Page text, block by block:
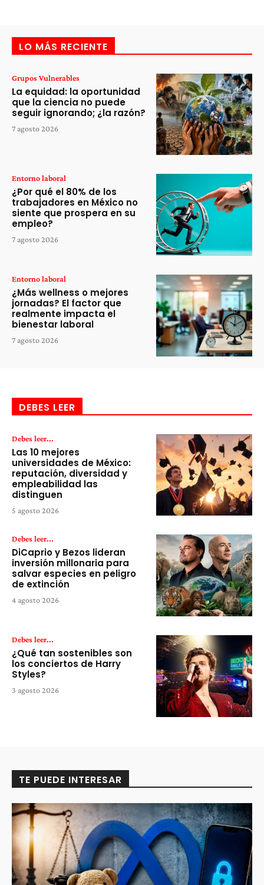
LO MÁS RECIENTE
Grupos Vulnerables
La equidad: la oportunidad
que la ciencia no puede
seguir ignorando; ¿la razón?
7 agosto 2026
Entorno laboral
¿Por qué el 80% de los
trabajadores en México no
siente que prospera en su
empleo?
7 agosto 2026
Entorno laboral
¿Más wellness o mejores
jornadas? El factor que
realmente impacta el
bienestar laboral
7 agosto 2026
DEBES LEER
Debes leer...
Las 10 mejores
universidades de México:
reputación, diversidad y
empleabilidad las
distinguen
5 agosto 2026
Debes leer...
DiCaprio y Bezos lideran
inversión millonaria para
salvar especies en peligro
de extinción
4 agosto 2026
Debes leer...
¿Qué tan sostenibles son
los conciertos de Harry
Styles?
3 agosto 2026
TE PUEDE INTERESAR